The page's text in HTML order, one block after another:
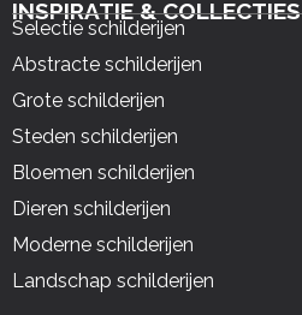
INSPIRATIE & COLLECTIES
Selectie schilderijen
Abstracte schilderijen
Grote schilderijen
Steden schilderijen
Bloemen schilderijen
Dieren schilderijen
Moderne schilderijen
Landschap schilderijen